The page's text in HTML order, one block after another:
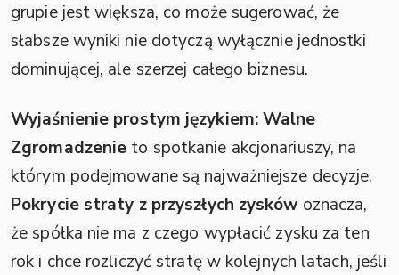
grupie jest większa, co może sugerować, że
słabsze wyniki nie dotyczą wyłącznie jednostki
dominującej, ale szerzej całego biznesu.
Wyjaśnienie prostym językiem:Walne
Zgromadzenie to spotkanie akcjonariuszy, na
którym podejmowane są najważniejsze decyzje.
Pokrycie straty z przyszłych zysków oznacza,
że spółka nie ma z czego wypłacić zysku za ten
rok i chce rozliczyć stratę w kolejnych latach, jeśli